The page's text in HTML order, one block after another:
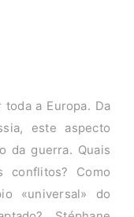
a Europa. Da
este aspecto
da guerra. Quais
conflitos? Como
«universal» do